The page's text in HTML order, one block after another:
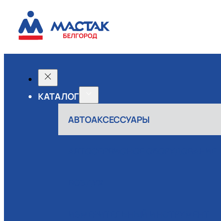
КАТАЛОГ
АВТОАКСЕССУАРЫ